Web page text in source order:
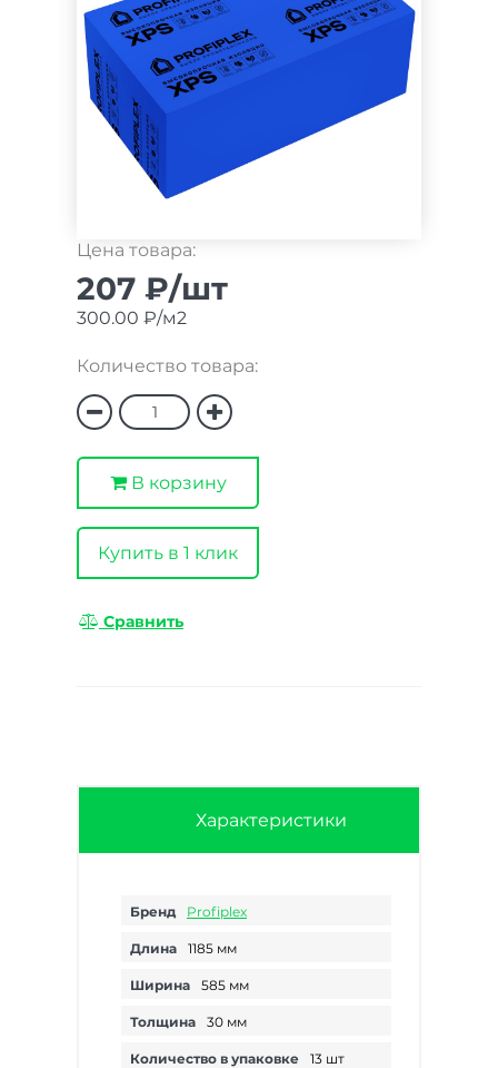
Цена товара:
207 ₽/шт
300.00 ₽/м2
Количество товара:
В корзину
Купить в 1 клик
Сравнить
Характеристики
Бренд Profiplex
Длина 1185 мм
Ширина 585 мм
Толщина 30 мм
Количество в упаковке 13 шт